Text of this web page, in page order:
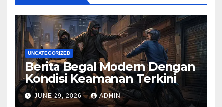
UNCATEGORIZED
Berita Begal Modern Dengan
Kondisi Keamanan Terkini
JUNE 29, 2026 ADMIN